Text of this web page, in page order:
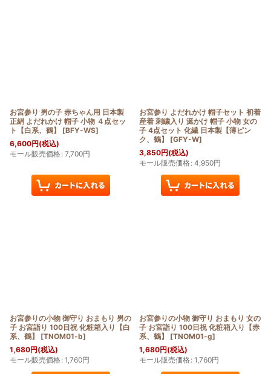
お宮参り 男の子 赤ちゃん用 日本製
正絹 よだれかけ 帽子 小物 ４点セッ
ト【白系、鶴】
[BFY-WS]
6,600円(税込)
モール販売価格: 7,700円
お宮参り よだれかけ 帽子セット 初着
産着 刺繍入り 涎かけ 帽子 小物 女の
子 4点セット 化繊 日本製【薄ピン
ク、鶴】
[GFY-W]
3,850円(税込)
モール販売価格: 4,950円
お宮参りの小物 御守り おまもり 男の
子 お宮詣り 100日祝 化粧箱入り【白
系、鶴】
[TNOM01-b]
1,680円(税込)
モール販売価格: 1,760円
お宮参りの小物 御守り おまもり 女の
子 お宮詣り 100日祝 化粧箱入り【赤
系、鶴】
[TNOM01-g]
1,680円(税込)
モール販売価格: 1,760円